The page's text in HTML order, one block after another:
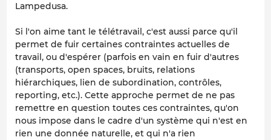
Lampedusa.
Si l'on aime tant le télétravail, c'est aussi parce qu'il
permet de fuir certaines contraintes actuelles de
travail, ou d'espérer (parfois en vain en fuir d'autres
(transports, open spaces, bruits, relations
hiérarchiques, lien de subordination, contrôles,
reporting, etc.). Cette approche permet de ne pas
remettre en question toutes ces contraintes, qu'on
nous impose dans le cadre d'un système qui n'est en
rien une donnée naturelle, et qui n'a rien